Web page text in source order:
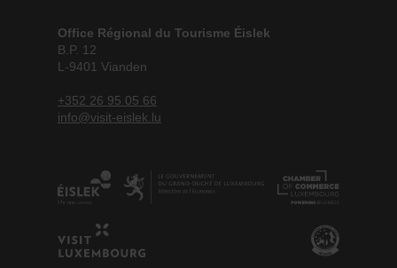
Office Régional du Tourisme Éislek
B.P. 12
L-9401 Vianden
+352 26 95 05 66
info@visit-eislek.lu